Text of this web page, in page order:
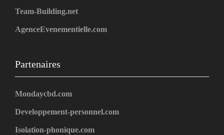
Team-Building.net
AgenceEvenementielle.com
Partenaires
Mondaycbd.com
Developpement-personnel.com
Isolation-phonique.com